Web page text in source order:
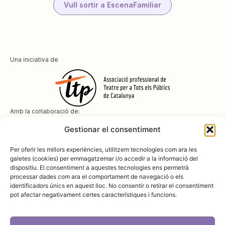
Gestionar el consentiment
Per oferir les millors experiències, utilitzem tecnologies com ara les
galetes (cookies) per emmagatzemar i/o accedir a la informació del
dispositiu. El consentiment a aquestes tecnologies ens permetrà
processar dades com ara el comportament de navegació o els
identificadors únics en aquest lloc. No consentir o retirar el consentiment
pot afectar negativament certes característiques i funcions.
Vull sortir a EscenaFamiliar
Una iniciativa de
Amb la col·laboració de:
Amb el suport de